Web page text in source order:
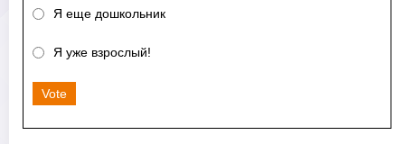
Я еще дошкольник
Я уже взрослый!
Vote